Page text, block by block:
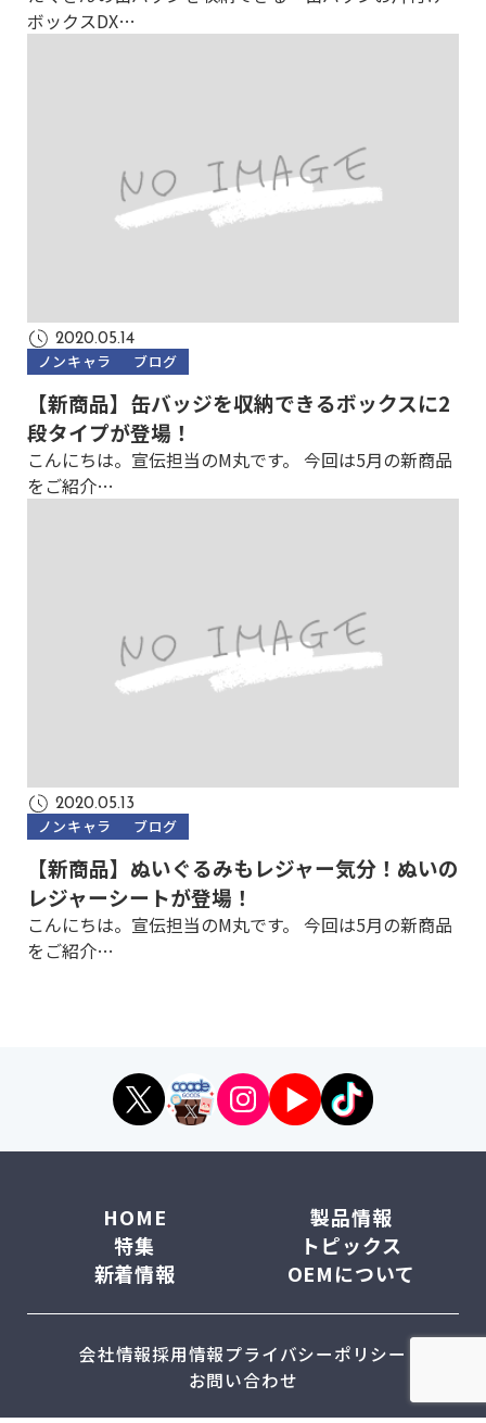
ボックスDX…
2020.05.14
ノンキャラ ブログ
【新商品】缶バッジを収納できるボックスに2
段タイプが登場！
こんにちは。宣伝担当のM丸です。 今回は5月の新商品
をご紹介…
2020.05.13
ノンキャラ ブログ
【新商品】ぬいぐるみもレジャー気分！ぬいの
レジャーシートが登場！
こんにちは。宣伝担当のM丸です。 今回は5月の新商品
をご紹介…
HOME
製品情報
特集
トピックス
新着情報
OEMについて
会社情報採用情報プライバシーポリシー
お問い合わせ